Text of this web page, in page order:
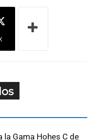
la Gama Hohes C de